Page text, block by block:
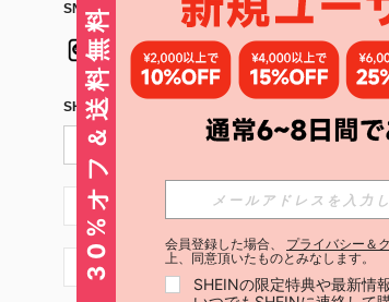
SNSフォローはこちら： アプリ
SHEIN STYLE NEWSを購読する
JP + 81
JP + 81
30%オフ＆送料無料 会員登録した場合、 プライバシー＆
上、同意頂いたものとみなします。
SHEINの限定特典や最新情